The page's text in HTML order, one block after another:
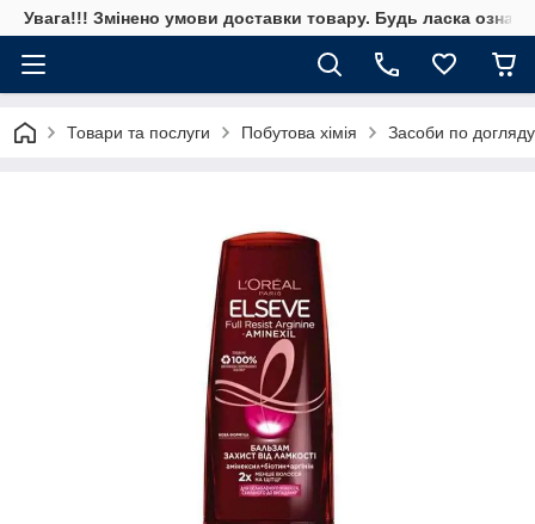
Увага!!! Змінено умови доставки товару. Будь ласка
Товари та послуги Побутова хімія Засоби по